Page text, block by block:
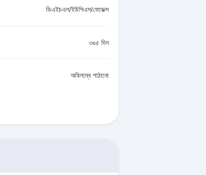
ডিএইচএল/ইউপিএস/ফেডেক্স
৩৬৫ দিন
অবিলম্বে পাঠানো